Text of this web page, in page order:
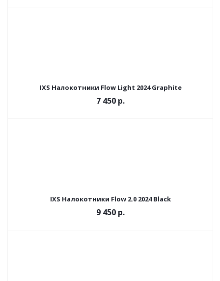
IXS Налокотники Flow Light 2024 Graphite
7 450 р.
IXS Налокотники Flow 2.0 2024 Black
9 450 р.